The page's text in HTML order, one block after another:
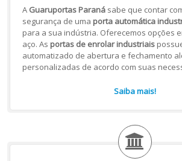
A Guaruportas Paranásabe que contar
segurança de uma porta automática
para a sua indústria. Oferecemos opções
aço. As portas de enrolar industriais
automatizado de abertura e fechamento
personalizadas de acordo com suas
Saiba mais!